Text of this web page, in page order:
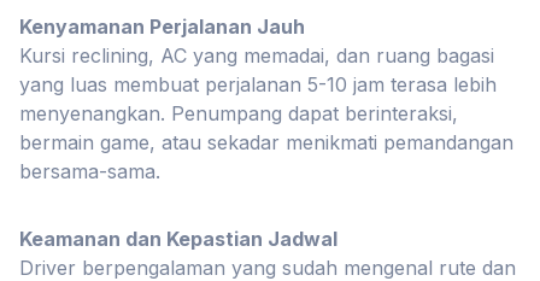
Kenyamanan Perjalanan Jauh
Kursi reclining, AC yang memadai, dan ruang bagasi
yang luas membuat perjalanan 5-10 jam terasa lebih
menyenangkan. Penumpang dapat berinteraksi,
bermain game, atau sekadar menikmati pemandangan
bersama-sama.
Keamanan dan Kepastian Jadwal
Driver berpengalaman yang sudah mengenal rute dan